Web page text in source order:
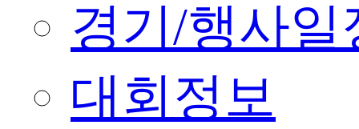
경기/행사일
대회정보